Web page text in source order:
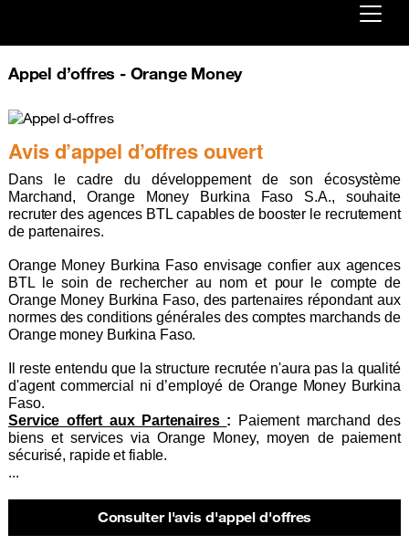
Already customer ?
Appel d’offres - Orange Money
Avis d’appel d’offres ouvert
Dans le cadre du développement de son écosystème
Marchand, Orange Money Burkina Faso S.A., souhaite
recruter des agences BTL capables de booster le recrutement
de partenaires.
Orange Money Burkina Faso envisage confier aux agences
BTL le soin de rechercher au nom et pour le compte de
Orange Money Burkina Faso, des partenaires répondant aux
normes des conditions générales des comptes marchands de
Orange money Burkina Faso.
Il reste entendu que la structure recrutée n'aura pas la qualité
d'agent commercial ni d’employé de Orange Money Burkina
Faso.
Service offert aux Partenaires : Paiement marchand des
biens et services via Orange Money, moyen de paiement
sécurisé, rapide et fiable.
...
Consulter l'avis d'appel d'offres